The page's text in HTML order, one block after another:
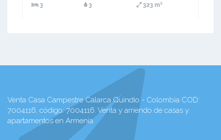
3 3 323 m²
Venta Casa Campestre Calarca Quindio - Colombia COD:
7004116, código: 7004116. Venta y arriendo de casas y
apartamentos en Armenia